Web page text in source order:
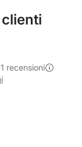
recensioni